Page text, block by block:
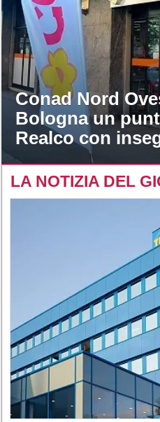
Conad Nord
Bologna un
Realco con
LA NOTIZIA DEL